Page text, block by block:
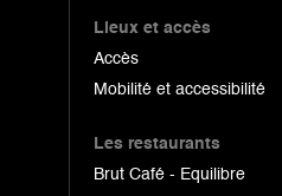
Lieux et accès
Accès
Mobilité et accessibilité
Les restaurants
Brut Café - Equilibre